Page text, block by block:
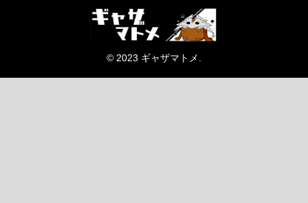
© 2023 ギャザマトメ.